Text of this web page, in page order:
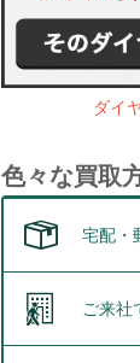
ダイ
色々な買取
宅配・
ご来社